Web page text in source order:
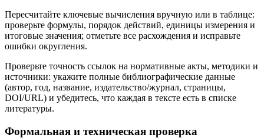
Пересчитайте ключевые вычисления вручную или в таблице:
проверьте формулы, порядок действий, единицы измерения и
итоговые значения; отметьте все расхождения и исправьте
ошибки округления.
Проверьте точность ссылок на нормативные акты, методики и
источники: укажите полные библиографические данные
(автор, год, название, издательство/журнал, страницы,
DOI/URL) и убедитесь, что каждая в тексте есть в списке
литературы.
Формальная и техническая проверка